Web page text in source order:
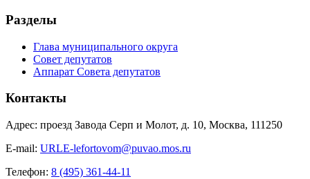
Разделы
Глава муниципального округа
Совет депутатов
Аппарат Совета депутатов
Контакты
Адрес: проезд Завода Серп и Молот, д. 10, Москва, 111250
E-mail: URLE-lefortovom@puvao.mos.ru
Телефон: 8 (495) 361-44-11